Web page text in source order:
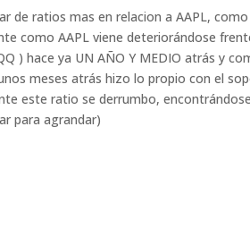
de ratios mas en relacion a AAPL, como
como AAPL viene deteriorándose
) hace ya UN AÑO Y MEDIO atrás y
meses atrás hizo lo propio con el
este ratio se derrumbo,
para agrandar)